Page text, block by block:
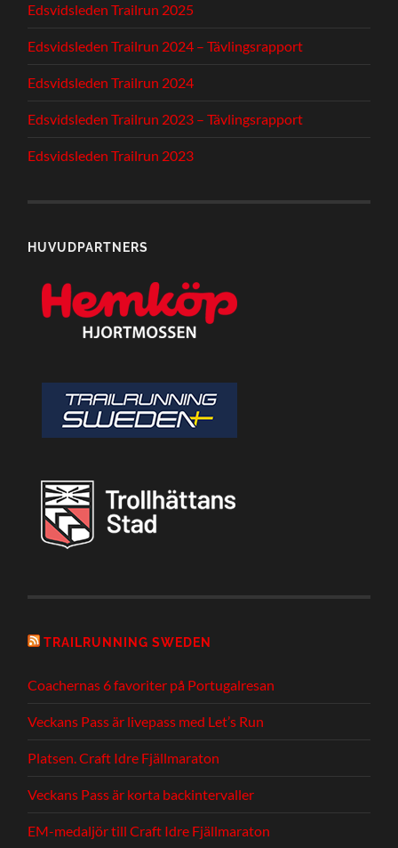
Edsvidsleden Trailrun 2025
Edsvidsleden Trailrun 2024 – Tävlingsrapport
Edsvidsleden Trailrun 2024
Edsvidsleden Trailrun 2023 – Tävlingsrapport
Edsvidsleden Trailrun 2023
HUVUDPARTNERS
TRAILRUNNING SWEDEN
Coachernas 6 favoriter på Portugalresan
Veckans Pass är livepass med Let’s Run
Platsen. Craft Idre Fjällmaraton
Veckans Pass är korta backintervaller
EM-medaljör till Craft Idre Fjällmaraton